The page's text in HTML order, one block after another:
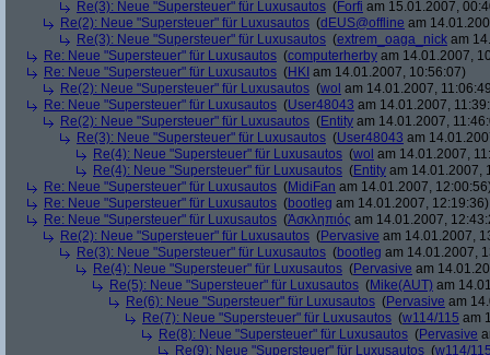
Re(3): Neue "Supersteuer" für Luxusautos (Forfi am 15.01.2007,
Re(2): Neue "Supersteuer" für Luxusautos (dEUS@offline am
Re(3): Neue "Supersteuer" für Luxusautos (extrem_oaga_nick am
Re: Neue "Supersteuer" für Luxusautos (computerherby am 14.01.2007,
Re: Neue "Supersteuer" für Luxusautos (HKI am 14.01.2007, 10:56:07)
Re(2): Neue "Supersteuer" für Luxusautos (wol am 14.01.2007,
Re: Neue "Supersteuer" für Luxusautos (User48043 am 14.01.2007,
Re(2): Neue "Supersteuer" für Luxusautos (Entity am 14.01.2007,
Re(3): Neue "Supersteuer" für Luxusautos (User48043 am
Re(4): Neue "Supersteuer" für Luxusautos (wol am 14.01.2007,
Re(4): Neue "Supersteuer" für Luxusautos (Entity am 14.01.2007,
Re: Neue "Supersteuer" für Luxusautos (MidiFan am 14.01.2007,
Re: Neue "Supersteuer" für Luxusautos (bootleg am 14.01.2007, 12:19:36)
Re: Neue "Supersteuer" für Luxusautos (Ἀσκληπιός am 14.01.2007,
Re(2): Neue "Supersteuer" für Luxusautos (Pervasive am 14.01.2007,
Re(3): Neue "Supersteuer" für Luxusautos (bootleg am 14.01.2007,
Re(4): Neue "Supersteuer" für Luxusautos (Pervasive am
Re(5): Neue "Supersteuer" für Luxusautos (Mike(AUT) am
Re(6): Neue "Supersteuer" für Luxusautos (Pervasive am
Re(7): Neue "Supersteuer" für Luxusautos (w114/115 am
Re(8): Neue "Supersteuer" für Luxusautos (Pervasive
Re(9): Neue "Supersteuer" für Luxusautos (w114/